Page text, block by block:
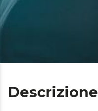
Descrizione